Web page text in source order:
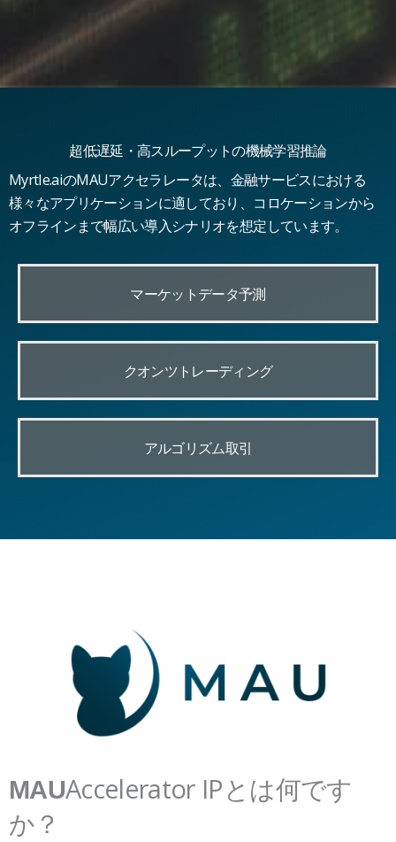
超低遅延・高スループットの機械学習推論
Myrtle.aiのMAUアクセラレータは、金融サービスにおける
様々なアプリケーションに適しており、コロケーションから
オフラインまで幅広い導入シナリオを想定しています。
マーケットデータ予測
クオンツトレーディング
アルゴリズム取引
MAUAccelerator IPとは何です
か？